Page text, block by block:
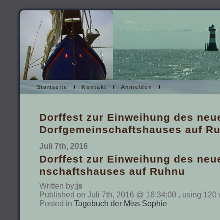
Startseite / Kontakt / Anmelden /
Dorffest zur Einweihung des
Dorfgemeinschaftshauses auf
Juli 7th, 2016
Dorffest zur Einweihung des
nschaftshauses auf Ruhnu
Written by:js
Published on Juli 7th, 2016 @ 16:34:00 , using 120
Posted in Tagebuch der Miss Sophie